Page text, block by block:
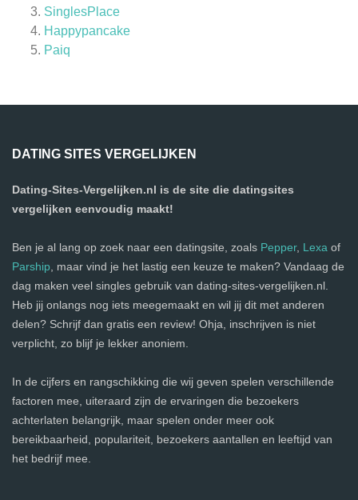
SinglesPlace
Happypancake
Paiq
DATING SITES VERGELIJKEN
Dating-Sites-Vergelijken.nl is de site die datingsites
vergelijken eenvoudig maakt!
Ben je al lang op zoek naar een datingsite, zoals Pepper, Lexa of
Parship, maar vind je het lastig een keuze te maken? Vandaag de
dag maken veel singles gebruik van dating-sites-vergelijken.nl.
Heb jij onlangs nog iets meegemaakt en wil jij dit met anderen
delen? Schrijf dan gratis een review! Ohja, inschrijven is niet
verplicht, zo blijf je lekker anoniem.
In de cijfers en rangschikking die wij geven spelen verschillende
factoren mee, uiteraard zijn de ervaringen die bezoekers
achterlaten belangrijk, maar spelen onder meer ook
bereikbaarheid, populariteit, bezoekers aantallen en leeftijd van
het bedrijf mee.